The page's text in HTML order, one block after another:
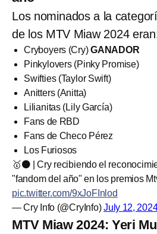
Los nominados a la
de los MTV Miaw 2024
Cryboyers (Cry)GANADOR
Pinkylovers (Pinky Promise)
Swifties (Taylor Swift)
Anitters (Anitta)
Lilianitas (Lily García)
Fans de RBD
Fans de Checo Pérez
Los Furiosos
🥇⚫ | Cry recibiendo el
"fandom del año" en los premios
pic.twitter.com/9xJoFInlod
— Cry Info (@CryInfo)July 12,
MTV Miaw 2024: Yeri